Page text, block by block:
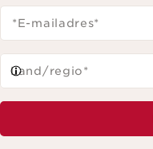
*E-mailadres*
Land/regio*